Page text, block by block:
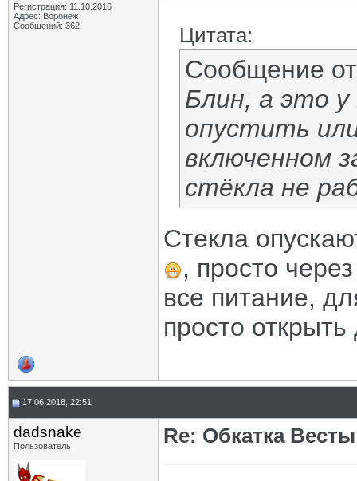
Регистрация: 11.10.2016
Адрес: Воронеж
Сообщений: 362
Цитата:
Сообщение
Блин, а это у
опустить
включенном
стёкла не
Стекла
, просто
все питание,
просто открыть
17.06.2018, 22:51
dadsnake
Пользователь Re: Обкатка Весты